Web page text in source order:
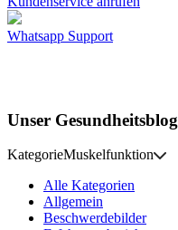
Whatsapp Support
Unser Gesundheitsblog
KategorieMuskelfunktion
Alle Kategorien
Allgemein
Beschwerdebilder